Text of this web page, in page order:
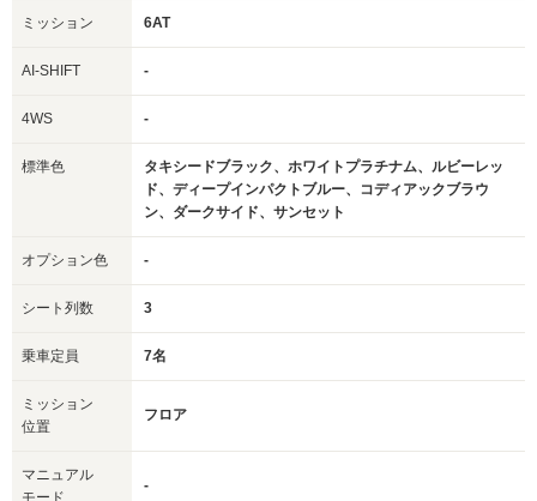
ミッション 6AT
AI-SHIFT -
4WS -
標準色
タキシードブラック、ホワイトプラチナム、ルビーレッ
ド、ディープインパクトブルー、コディアックブラウ
ン、ダークサイド、サンセット
オプション色 -
シート列数 3
乗車定員 7名
ミッション
位置
フロア
マニュアル
モード
-